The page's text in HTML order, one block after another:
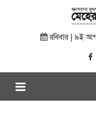
রবিবার | ৯ই